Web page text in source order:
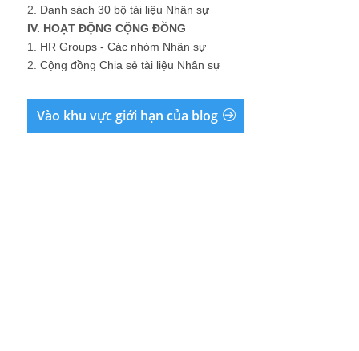
2. Danh sách 30 bộ tài liệu Nhân sự
IV. HOẠT ĐỘNG CỘNG ĐỒNG
1. HR Groups - Các nhóm Nhân sự
2. Cộng đồng Chia sẻ tài liệu Nhân sự
Vào khu vực giới hạn của blog